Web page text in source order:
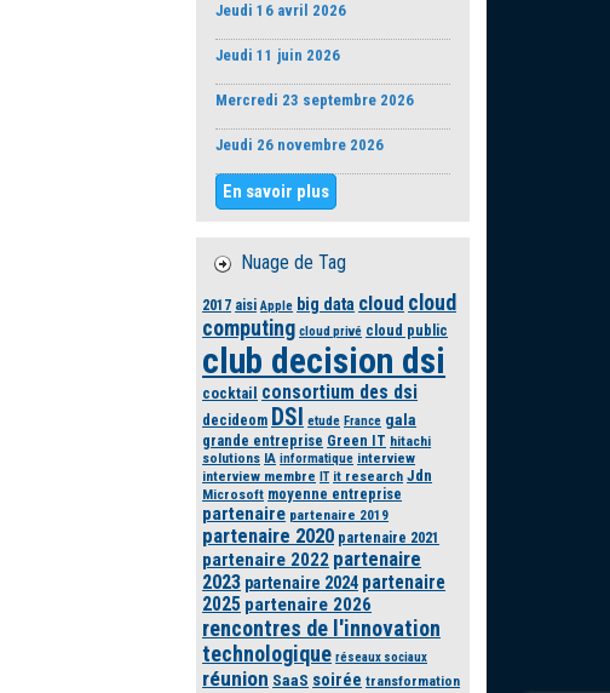
Jeudi 16 avril 2026
Jeudi 11 juin 2026
Mercredi 23 septembre 2026
Jeudi 26 novembre 2026
En savoir plus
Nuage de Tag
2017 aisi Apple big data cloud cloud
computing cloud privé cloud public
club decision dsi
cocktail consortium des dsi
decideom DSI etude France gala
grande entreprise Green IT hitachi
solutions IA informatique interview
interview membre IT it research Jdn
Microsoft moyenne entreprise
partenaire partenaire 2019
partenaire 2020 partenaire 2021
partenaire 2022 partenaire
2023 partenaire 2024 partenaire
2025 partenaire 2026
rencontres de l'innovation
technologique réseaux sociaux
réunion SaaS soirée transformation